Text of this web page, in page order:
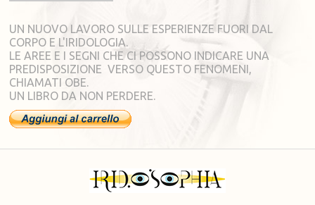
UN NUOVO LAVORO SULLE ESPERIENZE FUORI DAL
CORPO E L'IRIDOLOGIA.
LE AREE E I SEGNI CHE CI POSSONO INDICARE UNA
PREDISPOSIZIONE VERSO QUESTO FENOMENI,
CHIAMATI OBE.
UN LIBRO DA NON PERDERE.